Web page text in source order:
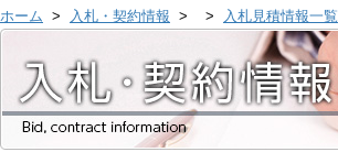
ホーム > 入札・契約情報 > > 入札見積情報一覧